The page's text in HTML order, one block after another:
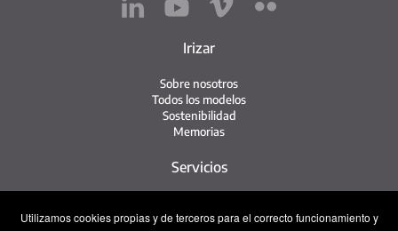
Utilizamos cookies propias y de terceros para el correcto funcionamiento y
Irizar
Sobre nosotros
Todos los modelos
Sostenibilidad
Memorias
Servicios
Servicio Irizar